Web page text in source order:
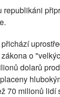
republikáni
o
dolarů
70 milionů lidí